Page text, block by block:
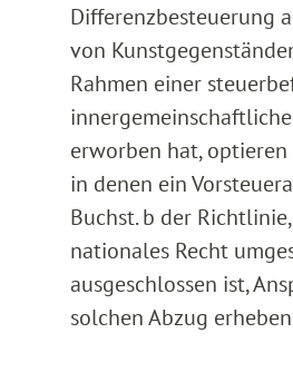
Differenzbesteuerung
von
Rahmen einer
erworben hat,
in denen ein
Buchst. b der
nationales Recht
ausgeschlossen ist,
solchen Abzug